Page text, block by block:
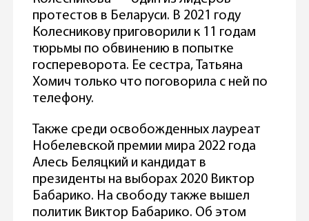
протестов в Беларуси. В 2021 году
Колесникову приговорили к 11 годам
тюрьмы по обвинению в попытке
госпереворота. Ее сестра, Татьяна
Хомич только что поговорила с ней по
телефону.
Также среди освобожденных лауреат
Нобелевской премии мира 2022 года
Алесь Беляцкий и кандидат в
президенты на выборах 2020 Виктор
Бабарико. На свободу также вышел
политик Виктор Бабарико. Об этом